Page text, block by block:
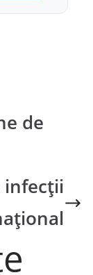
de
infecții